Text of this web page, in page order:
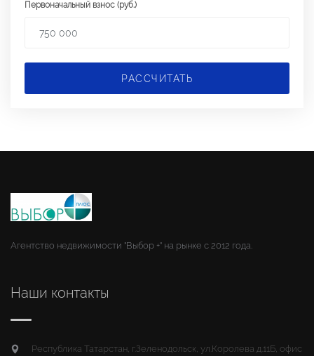
Первоначальный взнос (руб.)
РАССЧИТАТЬ
Агентство недвижимости "Выбор +" на рынке с 2012 года.
Наши контакты
Республика Татарстан, г.Зеленодольск, ул.Королева д.11Б, офис